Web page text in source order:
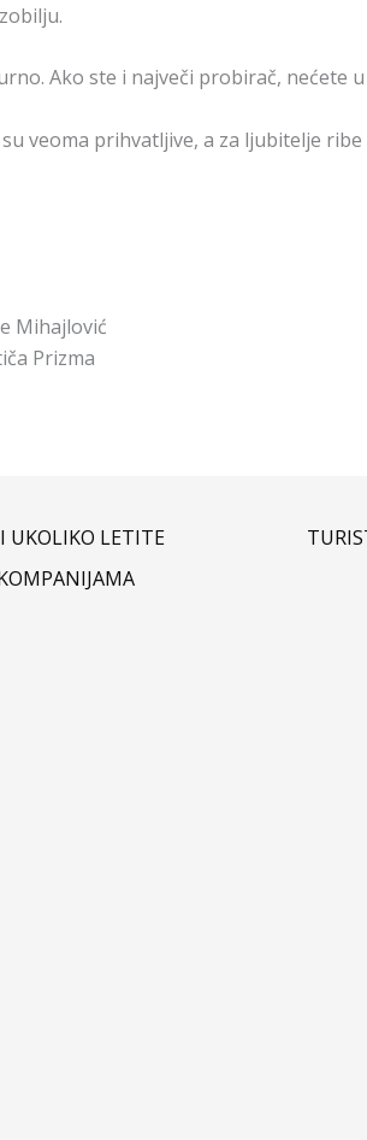
Ako ste i največi probirač, nećete
veoma prihvatljive, a za ljubitelje
Mihajlović
Prizma
UKOLIKO LETITE